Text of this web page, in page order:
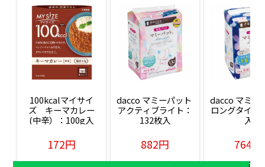
100kcalマイサイ
ズ　キーマカレー
(中辛）：100g入
172円
販売価格(税込)
dacco マミーパット
アクティブライト：
132枚入
882円
販売価格(税込)
dacco マミー
ロングタイム
入
764円
販売価格(税